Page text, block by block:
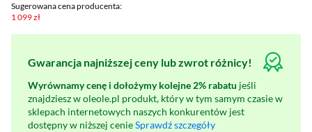
Sugerowana cena producenta:
1 099 zł
Gwarancja najniższej ceny lub zwrot różnicy!
Wyrównamy cenę i dołożymy kolejne 2% rabatu jeśli
znajdziesz w oleole.pl produkt, który w tym samym czasie w
sklepach internetowych naszych konkurentów jest
dostępny w niższej cenieSprawdź szczegóły